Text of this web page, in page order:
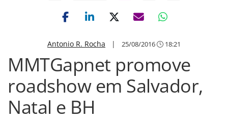
Antonio R. Rocha | 25/08/2016 18:21
MMTGapnet promove
roadshow em Salvador,
Natal e BH